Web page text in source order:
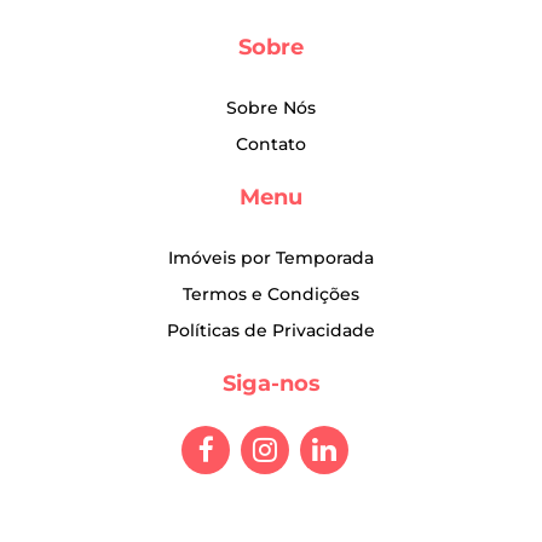
Sobre
Sobre Nós
Contato
Menu
Imóveis por Temporada
Termos e Condições
Políticas de Privacidade
Siga-nos